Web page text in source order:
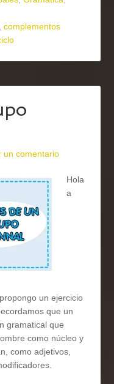
,complementos
un comentario
Hola
a
un ejercicio
que un
gramatical que
como núcleo y
como adjetivos,